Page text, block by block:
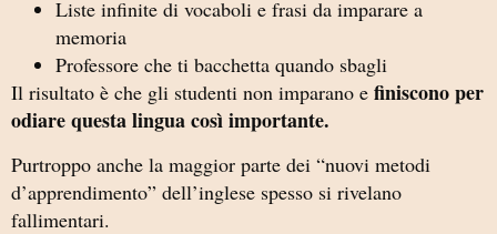
Liste infinite di vocaboli e frasi da imparare a
memoria
Professore che ti bacchetta quando sbagli
Il risultato è che gli studenti non imparano e finiscono per
odiare questa lingua così importante.
Purtroppo anche la maggior parte dei “nuovi metodi
d’apprendimento” dell’inglese spesso si rivelano
fallimentari.